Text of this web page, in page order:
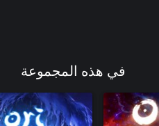
في هذه المجموعة